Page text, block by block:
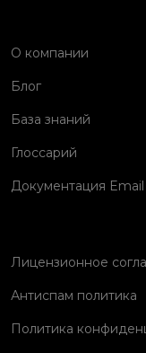
О компании
Блог
База знаний
Глоссарий
Документация Email
Лицензионное
Антиспам политика
Политика